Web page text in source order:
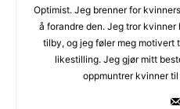
Optimist. Jeg brenner for
å forandre den. Jeg tror
tilby, og jeg føler meg motivert
likestilling. Jeg gjør mitt
oppmuntrer kvinner